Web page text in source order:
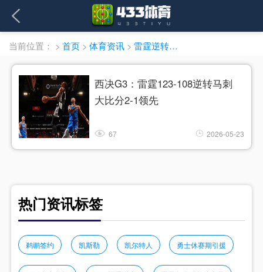
当前位置： > 首页 > 体育资讯 > 雷霆逆转马刺
西决G3：雷霆123-108逆转马刺
大比分2-1领先
67 2026-05-23
热门资讯标签
鹈鹕签约 凯斯勒 凯尔特人 勇士休赛期引援